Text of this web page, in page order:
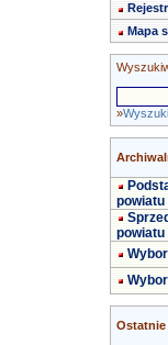
Mapa
»
powiatu
powiatu